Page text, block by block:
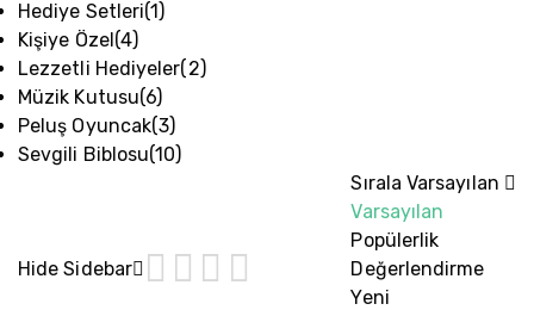
Hediye Setleri(1)
Kişiye Özel(4)
Lezzetli Hediyeler(2)
Müzik Kutusu(6)
Peluş Oyuncak(3)
Sevgili Biblosu(10)
Hide Sidebar
Sırala Varsayılan
Varsayılan
Popülerlik
Değerlendirme
Yeni